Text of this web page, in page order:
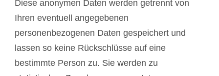
Diese anonymen Daten werden getrennt von
Ihren eventuell angegebenen
personenbezogenen Daten gespeichert und
lassen so keine Rückschlüsse auf eine
bestimmte Person zu. Sie werden zu